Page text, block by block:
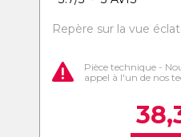
Repère sur la vue
Pièce technique -
appel à l'un de nos